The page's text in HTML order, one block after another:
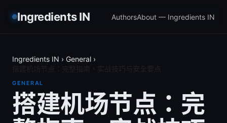
Ingredients IN AuthorsAbout — Ingredients IN
Ingredients IN › General ›
GENERAL
搭建机场节点：完